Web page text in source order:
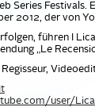
Series
2012, der von
führen I
„Le
user/